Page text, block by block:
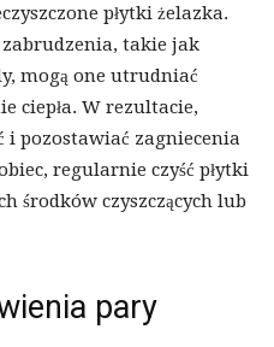
płytki żelazka.
zabrudzenia, takie jak
mogą one utrudniać
ciepła. W rezultacie,
i pozostawiać zagniecenia
regularnie czyść płytki
środków czyszczących lub
pary